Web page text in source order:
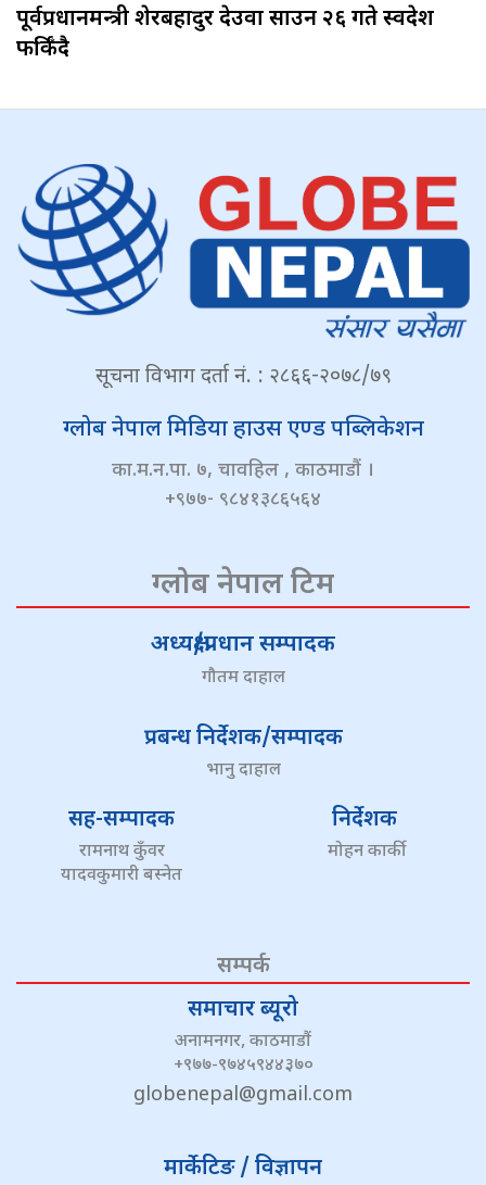
पूर्वप्रधानमन्त्री शेरबहादुर देउवा साउन २६ गते स्वदेश
फर्किँदै
सूचना विभाग दर्ता नं. : २८६६-२०७८/७९
ग्लोब नेपाल मिडिया हाउस एण्ड पब्लिकेशन
का.म.न.पा. ७, चावहिल , काठमाडौं ।
+९७७- ९८४१३८६५६४
ग्लोब नेपाल टिम
अध्यक्ष/प्रधान सम्पादक
गौतम दाहाल
प्रबन्ध निर्देशक/सम्पादक
भानु दाहाल
सह-सम्पादक
रामनाथ कुँवर
यादवकुमारी बस्नेत
निर्देशक
मोहन कार्की
सम्पर्क
समाचार ब्यूरो
अनामनगर, काठमाडौं
+९७७-९७४५९४४३७०
globenepal@gmail.com
मार्केटिङ / विज्ञापन